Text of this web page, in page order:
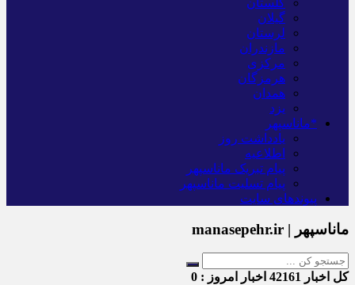
گلستان
گیلان
لرستان
مازندران
مرکزی
هرمزگان
همدان
یزد
*ماناسپهر
یادداشت روز
اطلاعیه
پیام تبریک ماناسپهر
پیام تسلیت ماناسپهر
پیوندهای سایت
ماناسپهر | manasepehr.ir
کل اخبار اخبار امروز : 0